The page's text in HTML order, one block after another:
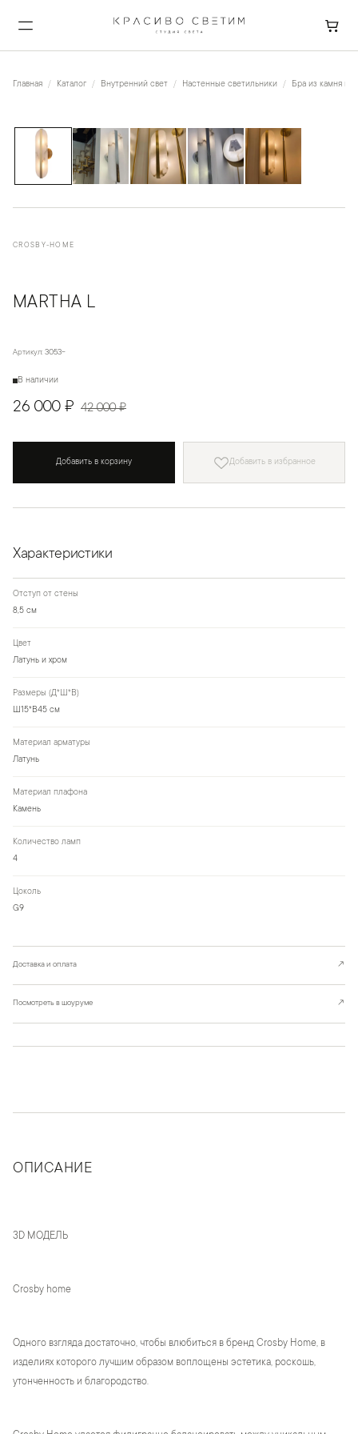
Главная Каталог Внутренний свет Настенные светильники Бра из камня и
CROSBY-HOME
MARTHA L
Артикул: 3053-
В наличии
26 000 ₽ 42 000 ₽
Добавить в корзину Добавить в избранное
Характеристики
Отступ от стены
8,5 см
Цвет
Латунь и хром
Размеры (Д*Ш*В)
Ш15*В45 см
Материал арматуры
Латунь
Материал плафона
Камень
Количество ламп
4
Цоколь
G9
Доставка и оплата ↗
Посмотреть в шоуруме ↗
ОПИСАНИЕ
3D МОДЕЛЬ
Crosby home
Одного взгляда достаточно, чтобы влюбиться в бренд Crosby Home, в
изделиях которого лучшим образом воплощены эстетика, роскошь,
утонченность и благородство.